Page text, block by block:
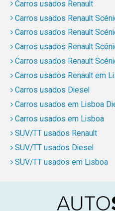
Carros usados Renault
Carros usados Renault
Carros usados Renault
Carros usados Renault
Carros usados Renault
Carros usados Renault em
Carros usados Diesel
Carros usados em Lisboa
Carros usados em Lisboa
SUV/TT usados Renault
SUV/TT usados Diesel
SUV/TT usados em Lisboa